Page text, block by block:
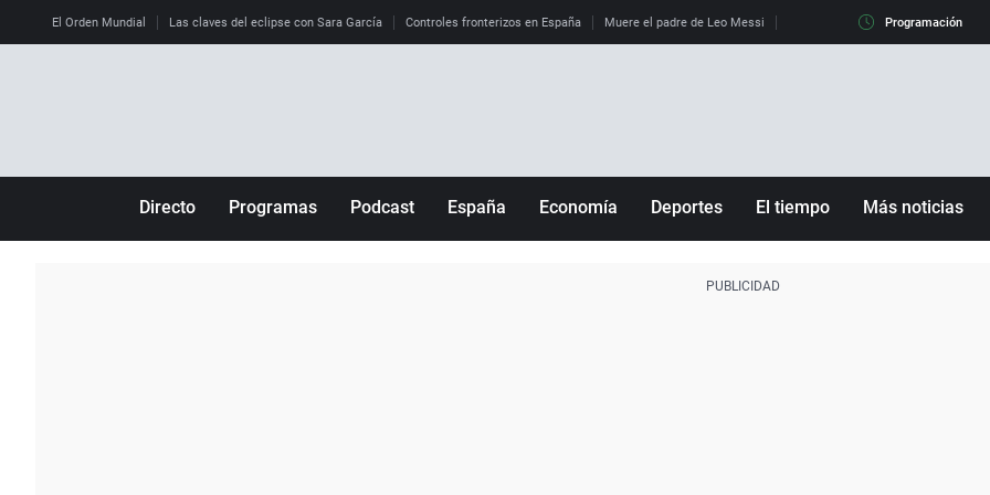
El Orden Mundial Las claves del eclipse con Sara García Controles fronterizos en España Muere el padre de Leo Messi La diferencia entre observar el
Programación
Directo Programas Podcast España Economía Deportes El tiempo Más noticias